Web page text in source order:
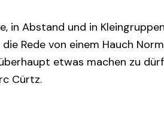
in Abstand und in
Rede von einem Hauch
etwas machen zu
Cürtz.